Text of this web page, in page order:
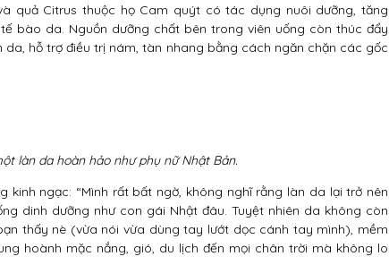
quả Citrus thuộc họ Cam quýt có tác dụng nuôi dưỡng, tăng
bào da. Nguồn dưỡng chất bên trong viên uống còn thúc đẩy
hỗ trợ điều trị nám, tàn nhang bằng cách ngăn chặn các gốc
làn da hoàn hảo như phụ nữ Nhật Bản.
ngạc: “Mình rất bất ngờ, không nghĩ rằng làn da lại trở nên
dinh dưỡng như con gái Nhật đâu. Tuyệt nhiên da không còn
thấy nè (vừa nói vừa dùng tay lướt dọc cánh tay mình), mềm
hoành mặc nắng, gió, du lịch đến mọi chân trời mà không lo